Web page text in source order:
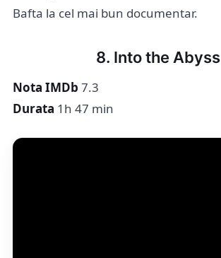
Bafta la cel mai bun documentar.
8. Into the Abyss
Nota IMDb 7.3
Durata 1h 47 min